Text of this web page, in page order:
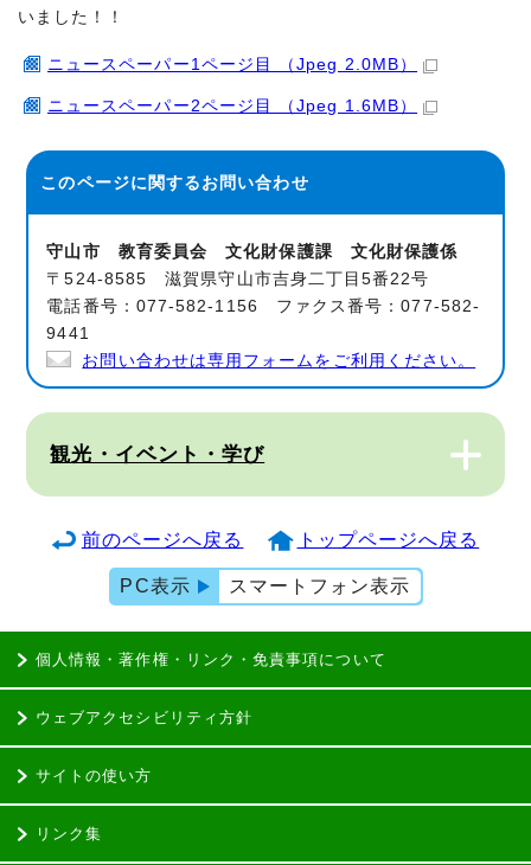
いました！！
ニュースペーパー1ページ目 （Jpeg 2.0MB）
ニュースペーパー2ページ目 （Jpeg 1.6MB）
このページに関するお問い合わせ
守山市 教育委員会 文化財保護課 文化財保護係
〒524-8585 滋賀県守山市吉身二丁目5番22号
電話番号：077-582-1156 ファクス番号：077-582-
9441
お問い合わせは専用フォームをご利用ください。
観光・イベント・学び
前のページへ戻る トップページへ戻る
PC表示 スマートフォン表示
個人情報・著作権・リンク・免責事項について
ウェブアクセシビリティ方針
サイトの使い方
リンク集